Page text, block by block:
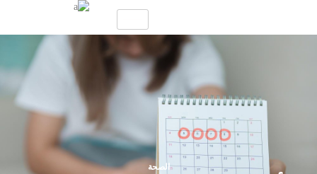
الصحة